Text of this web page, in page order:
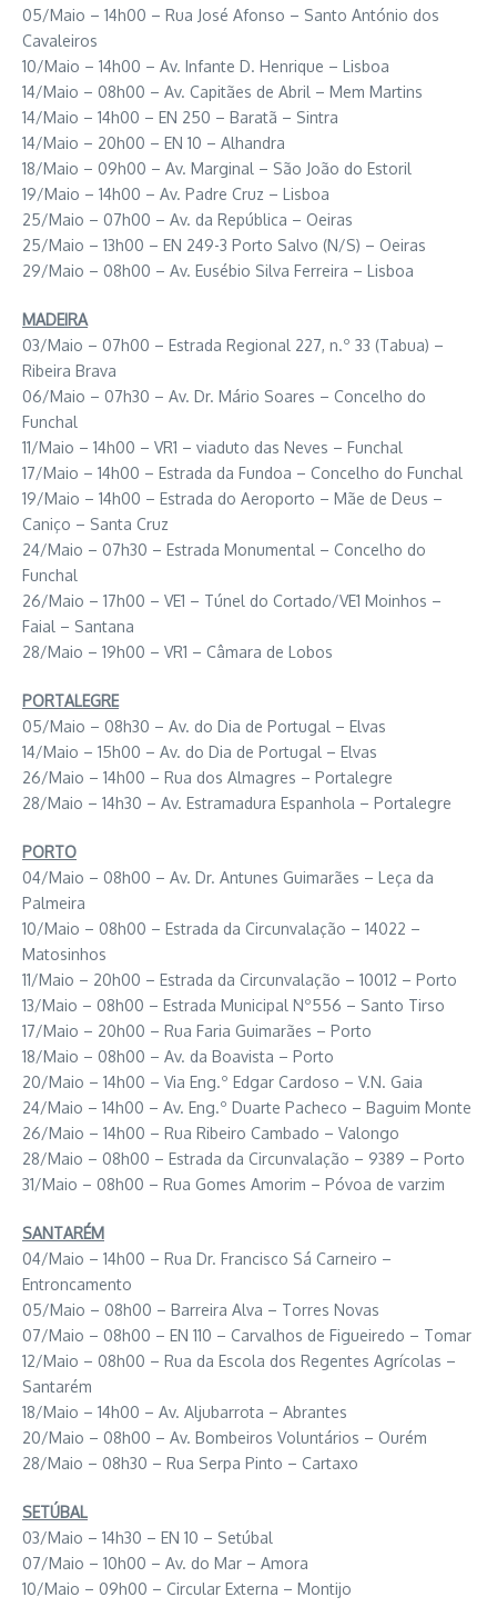
05/Maio – 14h00 – Rua José Afonso – Santo António dos
Cavaleiros
10/Maio – 14h00 – Av. Infante D. Henrique – Lisboa
14/Maio – 08h00 – Av. Capitães de Abril – Mem Martins
14/Maio – 14h00 – EN 250 – Baratã – Sintra
14/Maio – 20h00 – EN 10 – Alhandra
18/Maio – 09h00 – Av. Marginal – São João do Estoril
19/Maio – 14h00 – Av. Padre Cruz – Lisboa
25/Maio – 07h00 – Av. da República – Oeiras
25/Maio – 13h00 – EN 249-3 Porto Salvo (N/S) – Oeiras
29/Maio – 08h00 – Av. Eusébio Silva Ferreira – Lisboa
MADEIRA
03/Maio – 07h00 – Estrada Regional 227, n.º 33 (Tabua) –
Ribeira Brava
06/Maio – 07h30 – Av. Dr. Mário Soares – Concelho do
Funchal
11/Maio – 14h00 – VR1 – viaduto das Neves – Funchal
17/Maio – 14h00 – Estrada da Fundoa – Concelho do Funchal
19/Maio – 14h00 – Estrada do Aeroporto – Mãe de Deus –
Caniço – Santa Cruz
24/Maio – 07h30 – Estrada Monumental – Concelho do
Funchal
26/Maio – 17h00 – VE1 – Túnel do Cortado/VE1 Moinhos –
Faial – Santana
28/Maio – 19h00 – VR1 – Câmara de Lobos
PORTALEGRE
05/Maio – 08h30 – Av. do Dia de Portugal – Elvas
14/Maio – 15h00 – Av. do Dia de Portugal – Elvas
26/Maio – 14h00 – Rua dos Almagres – Portalegre
28/Maio – 14h30 – Av. Estramadura Espanhola – Portalegre
PORTO
04/Maio – 08h00 – Av. Dr. Antunes Guimarães – Leça da
Palmeira
10/Maio – 08h00 – Estrada da Circunvalação – 14022 –
Matosinhos
11/Maio – 20h00 – Estrada da Circunvalação – 10012 – Porto
13/Maio – 08h00 – Estrada Municipal Nº556 – Santo Tirso
17/Maio – 20h00 – Rua Faria Guimarães – Porto
18/Maio – 08h00 – Av. da Boavista – Porto
20/Maio – 14h00 – Via Eng.º Edgar Cardoso – V.N. Gaia
24/Maio – 14h00 – Av. Eng.º Duarte Pacheco – Baguim Monte
26/Maio – 14h00 – Rua Ribeiro Cambado – Valongo
28/Maio – 08h00 – Estrada da Circunvalação – 9389 – Porto
31/Maio – 08h00 – Rua Gomes Amorim – Póvoa de varzim
SANTARÉM
04/Maio – 14h00 – Rua Dr. Francisco Sá Carneiro –
Entroncamento
05/Maio – 08h00 – Barreira Alva – Torres Novas
07/Maio – 08h00 – EN 110 – Carvalhos de Figueiredo – Tomar
12/Maio – 08h00 – Rua da Escola dos Regentes Agrícolas –
Santarém
18/Maio – 14h00 – Av. Aljubarrota – Abrantes
20/Maio – 08h00 – Av. Bombeiros Voluntários – Ourém
28/Maio – 08h30 – Rua Serpa Pinto – Cartaxo
SETÚBAL
03/Maio – 14h30 – EN 10 – Setúbal
07/Maio – 10h00 – Av. do Mar – Amora
10/Maio – 09h00 – Circular Externa – Montijo